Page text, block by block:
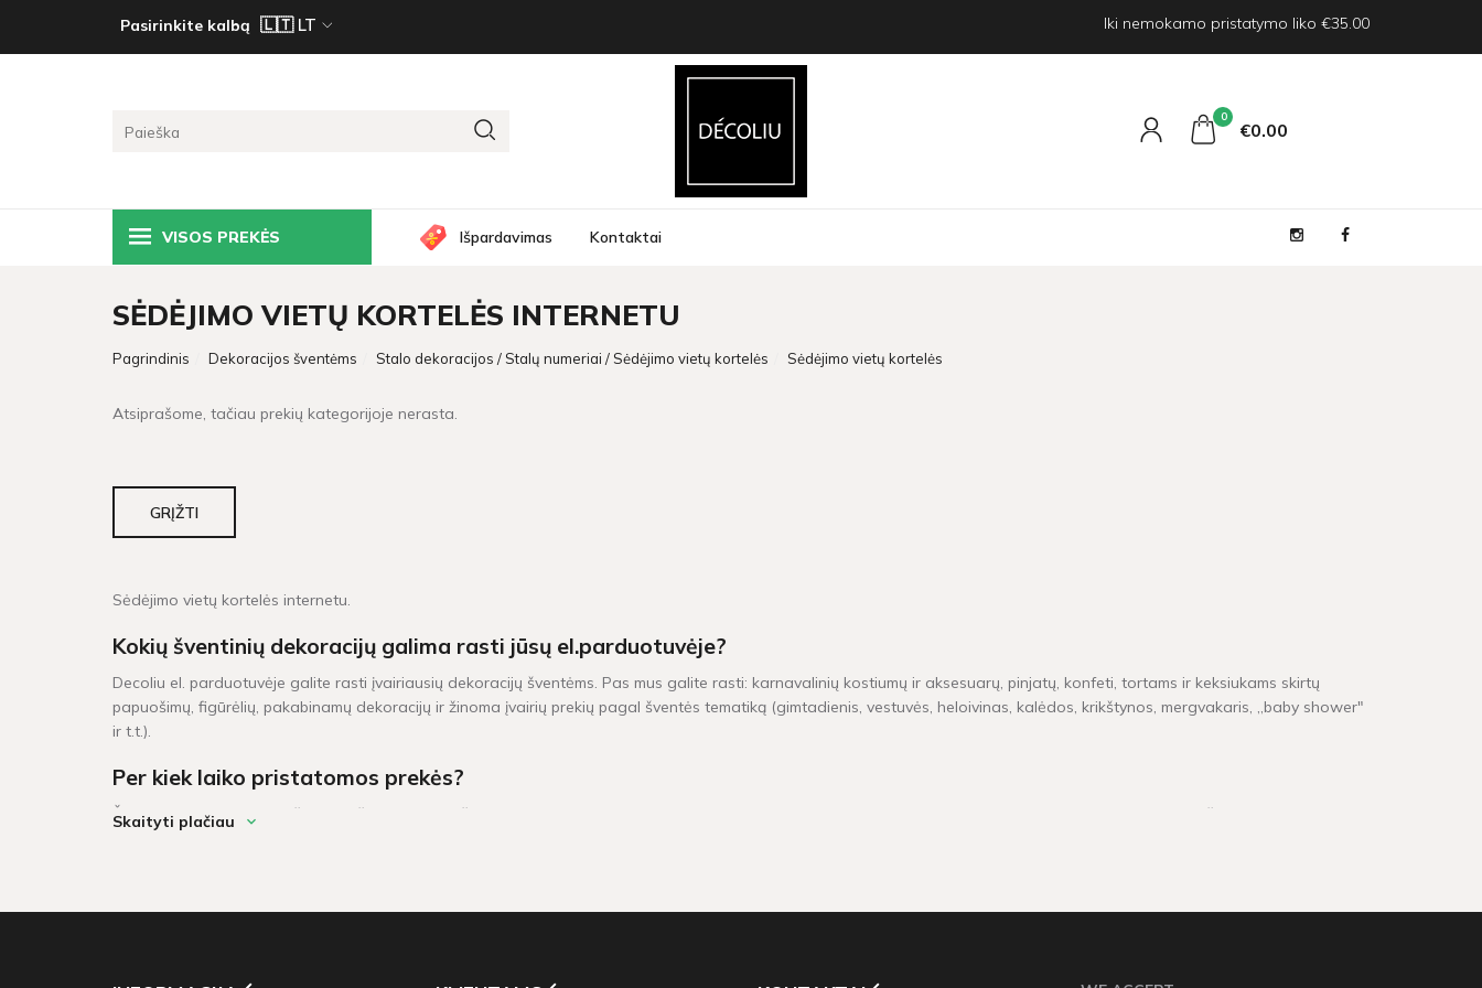
Pasirinkite kalbą Iki nemokamo pristatymo liko €35.00
0
€0 00
VISOS PREKĖS Išpardavimas Kontaktai
SĖDĖJIMO VIETŲ KORTELĖS INTERNETU
Pagrindinis Dekoracijos šventėms Stalo dekoracijos / Stalų numeriai / Sėdėjimo vietų kortelės Sėdėjimo vietų kortelės
Atsiprašome, tačiau prekių kategorijoje nerasta.
GRĮŽTI
Sėdėjimo vietų kortelės internetu.
Kokių šventinių dekoracijų galima rasti jūsų el.parduotuvėje?
Decoliu el. parduotuvėje galite rasti įvairiausių dekoracijų šventėms. Pas mus galite rasti: karnavalinių kostiumų ir aksesuarų, pinjatų, konfeti, tortams ir keksiukams skirtų
papuošimų, figūrėlių, pakabinamų dekoracijų ir žinoma įvairių prekių pagal šventės tematiką (gimtadienis, vestuvės, heloivinas, kalėdos, krikštynos, mergvakaris, „baby shower"
ir t.t.).
Per kiek laiko pristatomos prekės?
Šventinės dekoracijos pažymėtos žaliu sandėlio ženkleliu yra pristatomos per 1-2 darbo dienas. Kitų dekoracijų, kurių vietoje neturime, pristatymas gali užtrukti tarp 4 - 16
Skaityti plačiau